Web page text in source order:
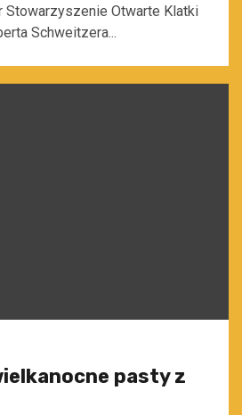
Stowarzyszenie Otwarte Klatki
Schweitzera...
pasty z